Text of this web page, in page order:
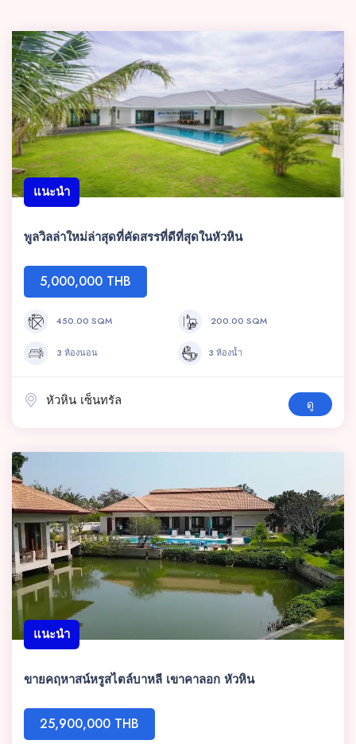
แนะนำ
พูลวิลล่าใหม่ล่าสุดที่คัดสรรที่ดีที่สุดในหัวหิน
5,000,000 THB
450.00 SQM 200.00 SQM
3 ห้องนอน 3 ห้องน้ำ
หัวหิน เซ็นทรัล ดู
แนะนำ
ขายคฤหาสน์หรูสไตล์บาหลี เขาคาลอก หัวหิน
25,900,000 THB